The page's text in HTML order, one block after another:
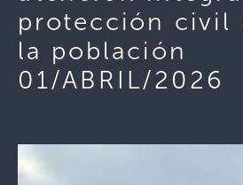
protección civil
la población
01/ABRIL/2026